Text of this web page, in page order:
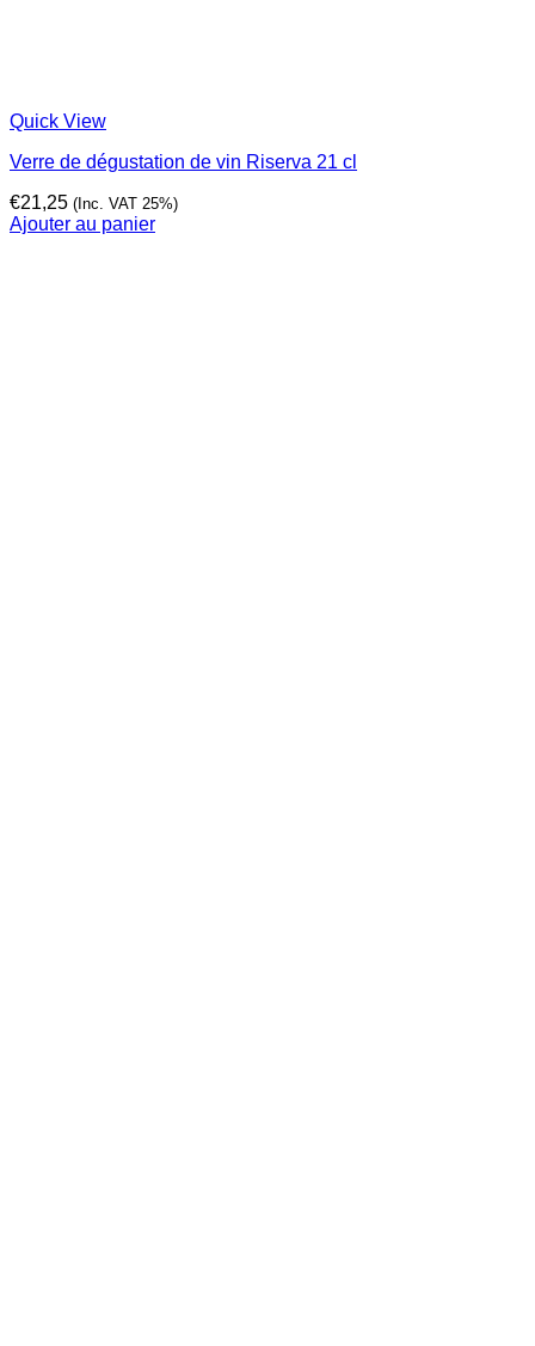
Quick View
Verre de dégustation de vin Riserva 21 cl
€21,25 (Inc. VAT 25%)
Ajouter au panier